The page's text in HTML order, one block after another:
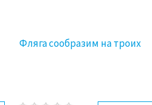
Фляга сообразим на троих